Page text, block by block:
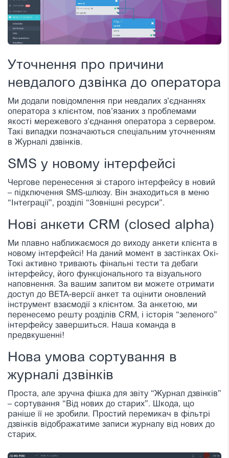
Уточнення про причини
невдалого дзвінка до оператора
Ми додали повідомлення при невдалих з’єднаннях
оператора з клієнтом, пов’язаних з проблемами
якості мережевого з’єднання оператора з сервером.
Такі випадки позначаються спеціальним уточненням
в Журналі дзвінків.
SMS у новому інтерфейсі
Чергове перенесення зі старого інтерфейсу в новий
– підключення SMS-шлюзу. Він знаходиться в меню
“Інтеграції”, розділі “Зовнішні ресурси”.
Нові анкети CRM (closed alpha)
Ми плавно наближаємося до виходу анкети клієнта в
новому інтерфейсі! На даний момент в застінках Окі-
Токі активно тривають фінальні тести та дебаги
інтерфейсу, його функціонального та візуального
наповнення. За вашим запитом ви можете отримати
доступ до BETA-версії анкет та оцінити оновлений
інструмент взаємодії з клієнтом. За анкетою, ми
перенесемо решту розділів CRM, і історія “зеленого”
інтерфейсу завершиться. Наша команда в
предвкушенні!
Нова умова сортування в
журналі дзвінків
Проста, але зручна фішка для звіту “Журнал дзвінків”
– сортування “Від нових до старих”. Шкода, що
раніше її не зробили. Простий перемикач в фільтрі
дзвінків відображатиме записи журналу від нових до
старих.